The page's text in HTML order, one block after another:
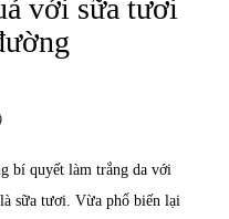
với sữa tươi
bí quyết làm trắng da với
sữa tươi. Vừa phổ biến lại